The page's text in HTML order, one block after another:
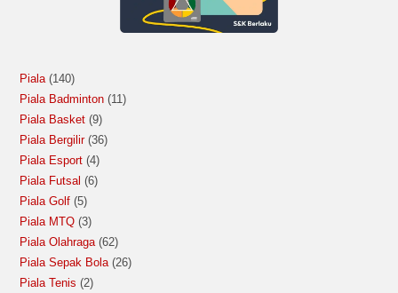
Piala 140
Piala Badminton 11
Piala Basket 9
Piala Bergilir 36
Piala Esport 4
Piala Futsal
6
Piala Golf 5
Piala MTQ 3
Piala Olahraga 62
Piala Sepak Bola 26
Piala Tenis
2